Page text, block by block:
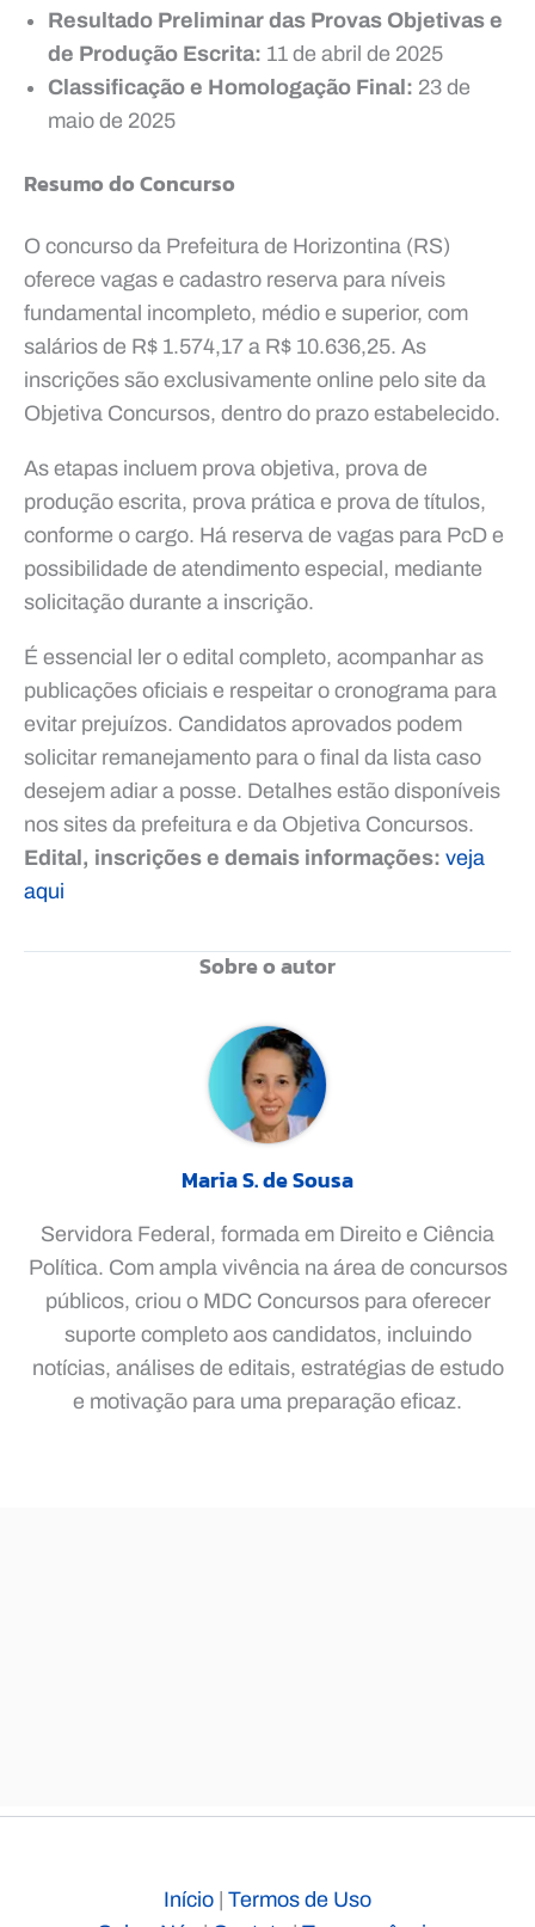
Resultado Preliminar das Provas Objetivas e
de Produção Escrita: 11 de abril de 2025
Classificação e Homologação Final: 23 de
maio de 2025
Resumo do Concurso
O concurso da Prefeitura de Horizontina (RS)
oferece vagas e cadastro reserva para níveis
fundamental incompleto, médio e superior, com
salários de R$ 1.574,17 a R$ 10.636,25. As
inscrições são exclusivamente online pelo site da
Objetiva Concursos, dentro do prazo estabelecido.
As etapas incluem prova objetiva, prova de
produção escrita, prova prática e prova de títulos,
conforme o cargo. Há reserva de vagas para PcD e
possibilidade de atendimento especial, mediante
solicitação durante a inscrição.
É essencial ler o edital completo, acompanhar as
publicações oficiais e respeitar o cronograma para
evitar prejuízos. Candidatos aprovados podem
solicitar remanejamento para o final da lista caso
desejem adiar a posse. Detalhes estão disponíveis
nos sites da prefeitura e da Objetiva Concursos.
Edital, inscrições e demais informações: veja
aqui
Sobre o autor
Maria S. de Sousa
Servidora Federal, formada em Direito e Ciência
Política. Com ampla vivência na área de concursos
públicos, criou o MDC Concursos para oferecer
suporte completo aos candidatos, incluindo
notícias, análises de editais, estratégias de estudo
e motivação para uma preparação eficaz.
Início | Termos de Uso